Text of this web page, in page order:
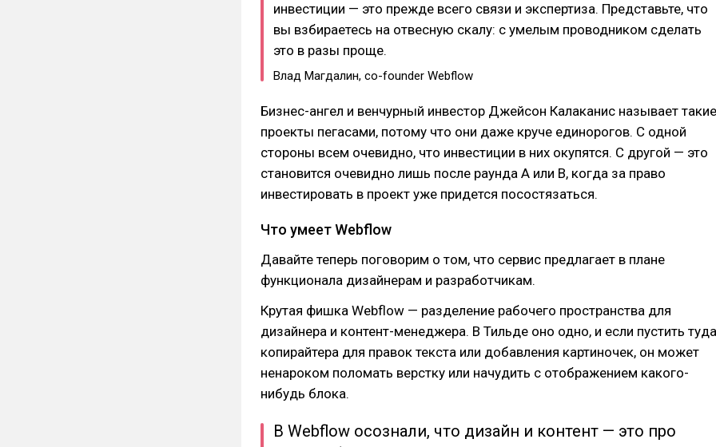
инвестиции — это прежде всего связи и экспертиза. Представьте, что
вы взбираетесь на отвесную скалу: с умелым проводником сделать
это в разы проще.
Влад Магдалин, сo-founder Webflow
Бизнес-ангел и венчурный инвестор Джейсон Калаканис называет такие
проекты пегасами, потому что они даже круче единорогов. С одной
стороны всем очевидно, что инвестиции в них окупятся. С другой — это
становится очевидно лишь после раунда A или B, когда за право
инвестировать в проект уже придется посостязаться.
Что умеет Webflow
Давайте теперь поговорим о том, что сервис предлагает в плане
функционала дизайнерам и разработчикам.
Крутая фишка Webflow — разделение рабочего пространства для
дизайнера и контент-менеджера. В Тильде оно одно, и если пустить туда
копирайтера для правок текста или добавления картиночек, он может
ненароком поломать верстку или начудить с отображением какого-
нибудь блока.
В Webflow осознали, что дизайн и контент — это про